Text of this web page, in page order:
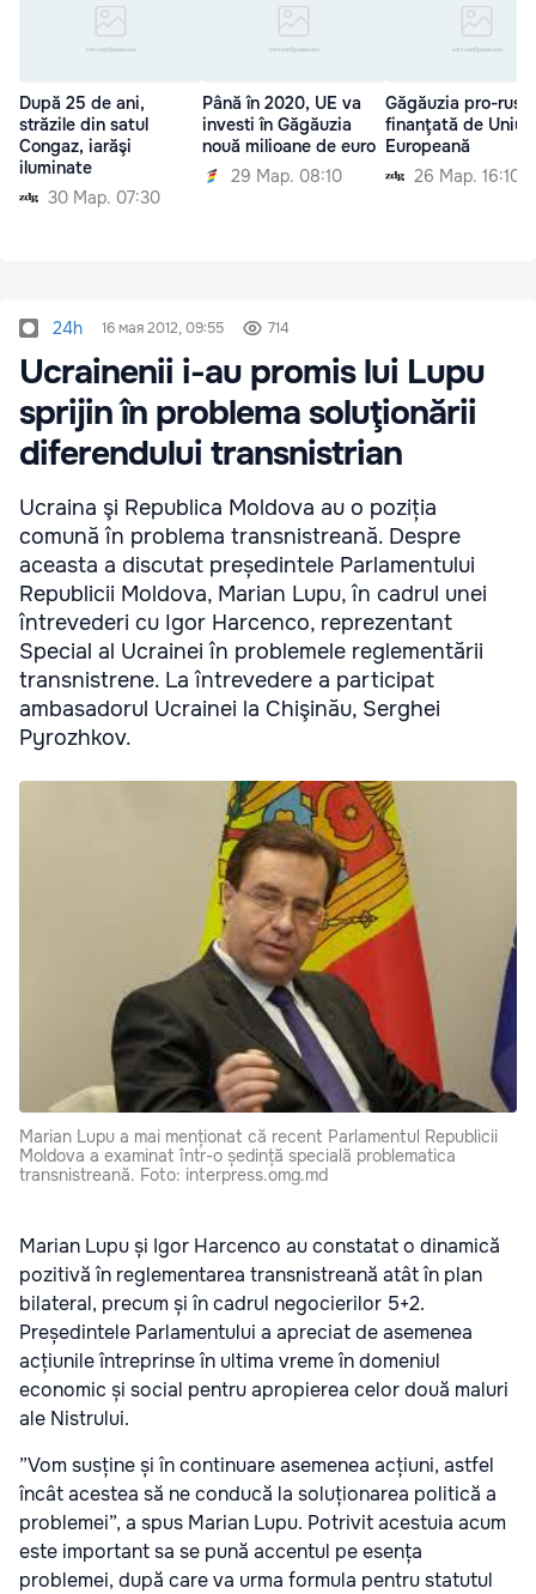
După 25 de ani,
străzile din satul
Congaz, iarăşi
iluminate
30 Мар. 07:30
Până în 2020, UE va
investi în Găgăuzia
nouă milioane de euro
29 Мар. 08:10
Găgăuzia pro-rusă,
finanţată de
Europeană
26 Мар. 16:10
24h 16 мая 2012, 09:55 714
Ucrainenii i-au promis lui Lupu
sprijin în problema soluţionării
diferendului transnistrian
Ucraina şi Republica Moldova au o poziția
comună în problema transnistreană. Despre
aceasta a discutat președintele Parlamentului
Republicii Moldova, Marian Lupu, în cadrul unei
întrevederi cu Igor Harcenco, reprezentant
Special al Ucrainei în problemele reglementării
transnistrene. La întrevedere a participat
ambasadorul Ucrainei la Chişinău, Serghei
Pyrozhkov.
Marian Lupu a mai menționat că recent Parlamentul Republicii
Moldova a examinat într-o ședință specială problematica
transnistreană. Foto: interpress.omg.md
Marian Lupu și Igor Harcenco au constatat o dinamică
pozitivă în reglementarea transnistreană atât în plan
bilateral, precum și în cadrul negocierilor 5+2.
Președintele Parlamentului a apreciat de asemenea
acțiunile întreprinse în ultima vreme în domeniul
economic și social pentru apropierea celor două maluri
ale Nistrului.
”Vom susține și în continuare asemenea acțiuni, astfel
încât acestea să ne conducă la soluționarea politică a
problemei”, a spus Marian Lupu. Potrivit acestuia acum
este important sa se pună accentul pe esența
problemei, după care va urma formula pentru statutul